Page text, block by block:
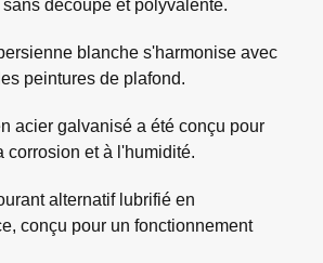
découpe et polyvalente.
blanche s'harmonise avec
peintures de plafond.
acier galvanisé a été conçu pour
corrosion et à l'humidité.
alternatif lubrifié en
conçu pour un fonctionnement